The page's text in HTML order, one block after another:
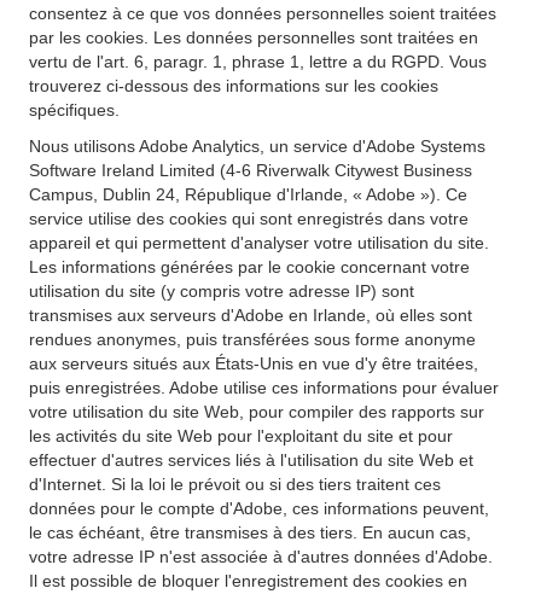
consentez à ce que vos données personnelles soient traitées
par les cookies. Les données personnelles sont traitées en
vertu de l'art. 6, paragr. 1, phrase 1, lettre a du RGPD. Vous
trouverez ci-dessous des informations sur les cookies
spécifiques.
Nous utilisons Adobe Analytics, un service d'Adobe Systems
Software Ireland Limited (4-6 Riverwalk Citywest Business
Campus, Dublin 24, République d'Irlande, « Adobe »). Ce
service utilise des cookies qui sont enregistrés dans votre
appareil et qui permettent d'analyser votre utilisation du site.
Les informations générées par le cookie concernant votre
utilisation du site (y compris votre adresse IP) sont
transmises aux serveurs d'Adobe en Irlande, où elles sont
rendues anonymes, puis transférées sous forme anonyme
aux serveurs situés aux États-Unis en vue d'y être traitées,
puis enregistrées. Adobe utilise ces informations pour évaluer
votre utilisation du site Web, pour compiler des rapports sur
les activités du site Web pour l'exploitant du site et pour
effectuer d'autres services liés à l'utilisation du site Web et
d'Internet. Si la loi le prévoit ou si des tiers traitent ces
données pour le compte d'Adobe, ces informations peuvent,
le cas échéant, être transmises à des tiers. En aucun cas,
votre adresse IP n'est associée à d'autres données d'Adobe.
Il est possible de bloquer l'enregistrement des cookies en